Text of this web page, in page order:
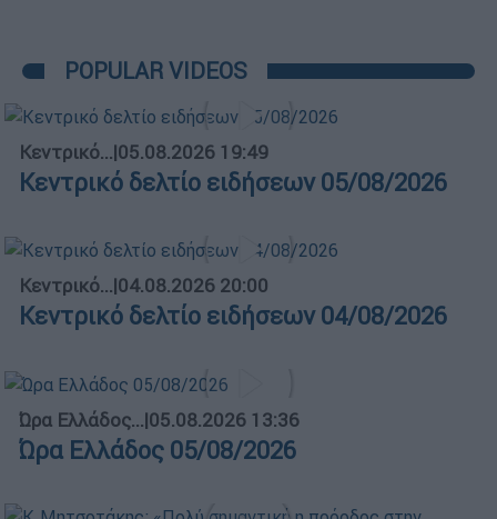
POPULAR VIDEOS
Κεντρικό...|05.08.2026 19:49
Κεντρικό δελτίο ειδήσεων 05/08/2026
Κεντρικό...|04.08.2026 20:00
Κεντρικό δελτίο ειδήσεων 04/08/2026
Ώρα Ελλάδος...|05.08.2026 13:36
Ώρα Ελλάδος 05/08/2026